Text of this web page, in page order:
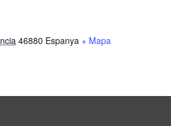
46880 Espanya + Mapa